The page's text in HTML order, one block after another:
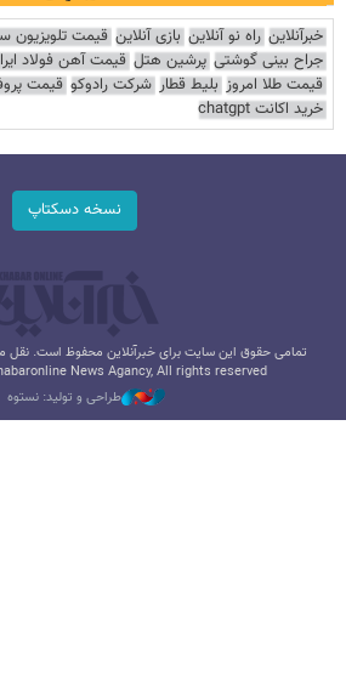
خبرآنلاین راه نو آنلاین بازی آنلاین قیمت تلویزیون
جراح بینی گوشتی پرشین هتل قیمت آهن فولاد
قیمت طلا امروز بلیط قطار شرکت رادوکو قیمت
خرید اکانت chatgpt
نسخه دسکتاپ
تمامی حقوق این سایت برای خبرآنلاین محفوظ است. نقل
News Agancy, All rights reserved
طراحی و تولید: نستوه